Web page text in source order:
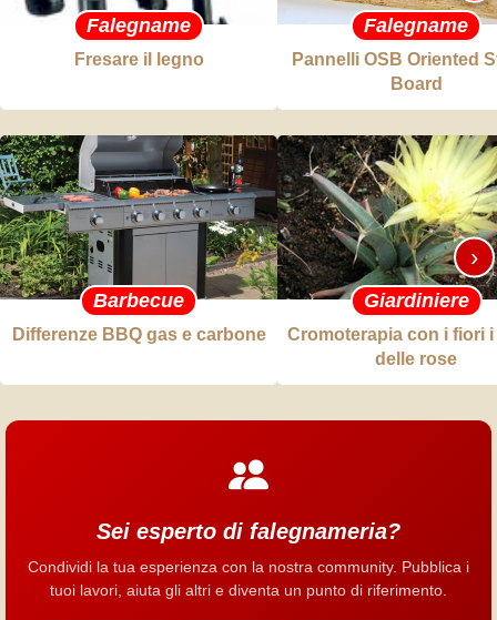
Falegname
Fresare il legno
Falegname
Pannelli OSB Oriented
Board
Barbecue
Differenze BBQ gas e carbone
Giardiniere
Cromoterapia con i fiori
delle rose
›
Sei esperto di falegnameria?
Condividi la tua esperienza con la nostra community. Pubblica i
tuoi lavori, aiuta gli altri e diventa un punto di riferimento.